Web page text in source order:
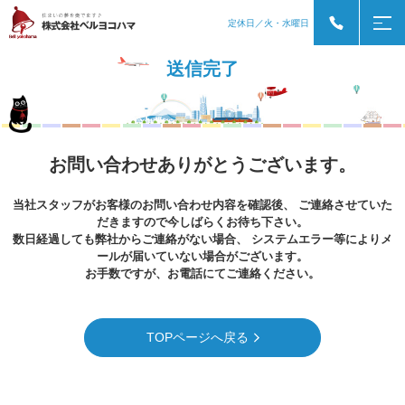
定休日／火・水曜日
送信完了
お問い合わせありがとうございます。
当社スタッフがお客様のお問い合わせ内容を確認後、
ご連絡させていた
だきますので今しばらくお待ち下さい。
数日経過しても弊社からご連絡がない場合、
システムエラー等によりメ
ールが届いていない場合がございます。
お手数ですが、お電話にてご連絡ください。
TOPページへ戻る